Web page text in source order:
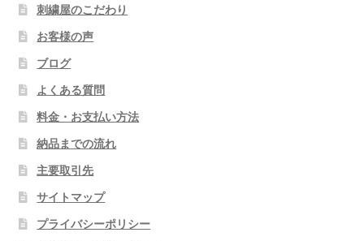
刺繍屋のこだわり
お客様の声
ブログ
よくある質問
料金・お支払い方法
納品までの流れ
主要取引先
サイトマップ
プライバシーポリシー